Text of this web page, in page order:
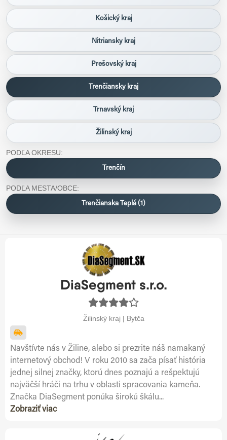
Košický kraj
Nitriansky kraj
Prešovský kraj
Trenčiansky kraj
Trnavský kraj
Žilinský kraj
PODĽA OKRESU:
Trenčín
PODĽA MESTA/OBCE:
Trenčianska Teplá (1)
DiaSegment s.r.o.
Žilinský kraj | Bytča
Navštívte nás v Žiline, alebo si prezrite náš namakaný
internetový obchod! V roku 2010 sa zača písať história
jednej silnej značky, ktorú dnes poznajú a rešpektujú
najväčší hráči na trhu v oblasti spracovania kameňa.
Značka DiaSegment ponúka širokú škálu...
Zobraziť viac